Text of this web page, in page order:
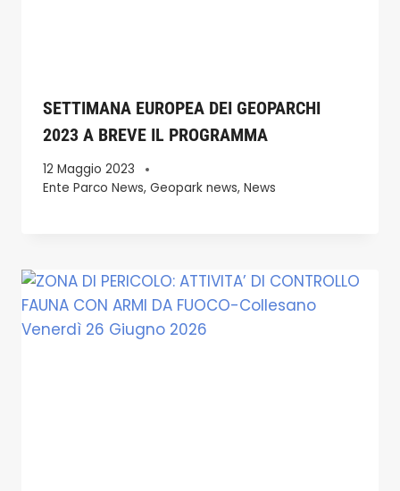
SETTIMANA EUROPEA DEI GEOPARCHI
2023 A BREVE IL PROGRAMMA
12 Maggio 2023
Ente Parco News, Geopark news, News